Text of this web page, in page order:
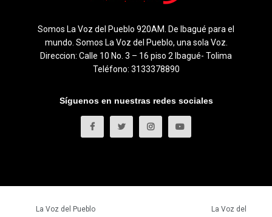
Somos La Voz del Pueblo 920AM. De Ibagué para el
mundo. Somos La Voz del Pueblo, una sola Voz.
Direccion: Calle 10 No. 3 – 16 piso 2 Ibagué- Tolima
Teléfono: 3133378890
Síguenos en nuestras redes sociales
La Voz del Pueblo La Voz del